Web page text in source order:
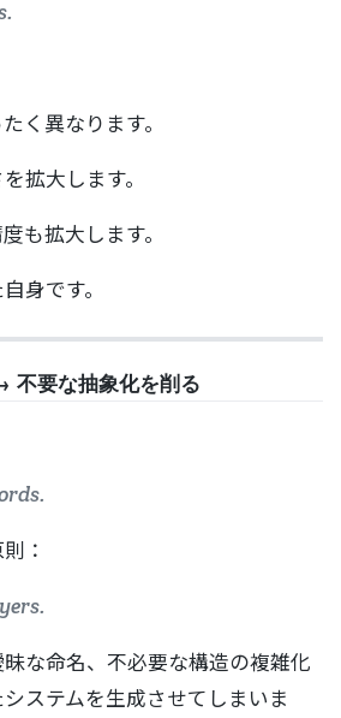
く異なります。
拡大します。
も拡大します。
身です。
不要な抽象化を削る
：
な命名、不必要な構造の複雑化
ステムを生成させてしまいま